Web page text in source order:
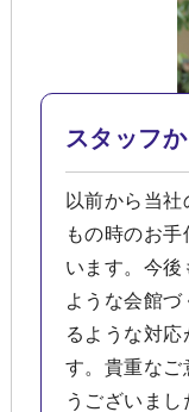
スタッフ
以前から当
もの時のお
います。今後
ような会館
るような対応
す。貴重なご
うございまし